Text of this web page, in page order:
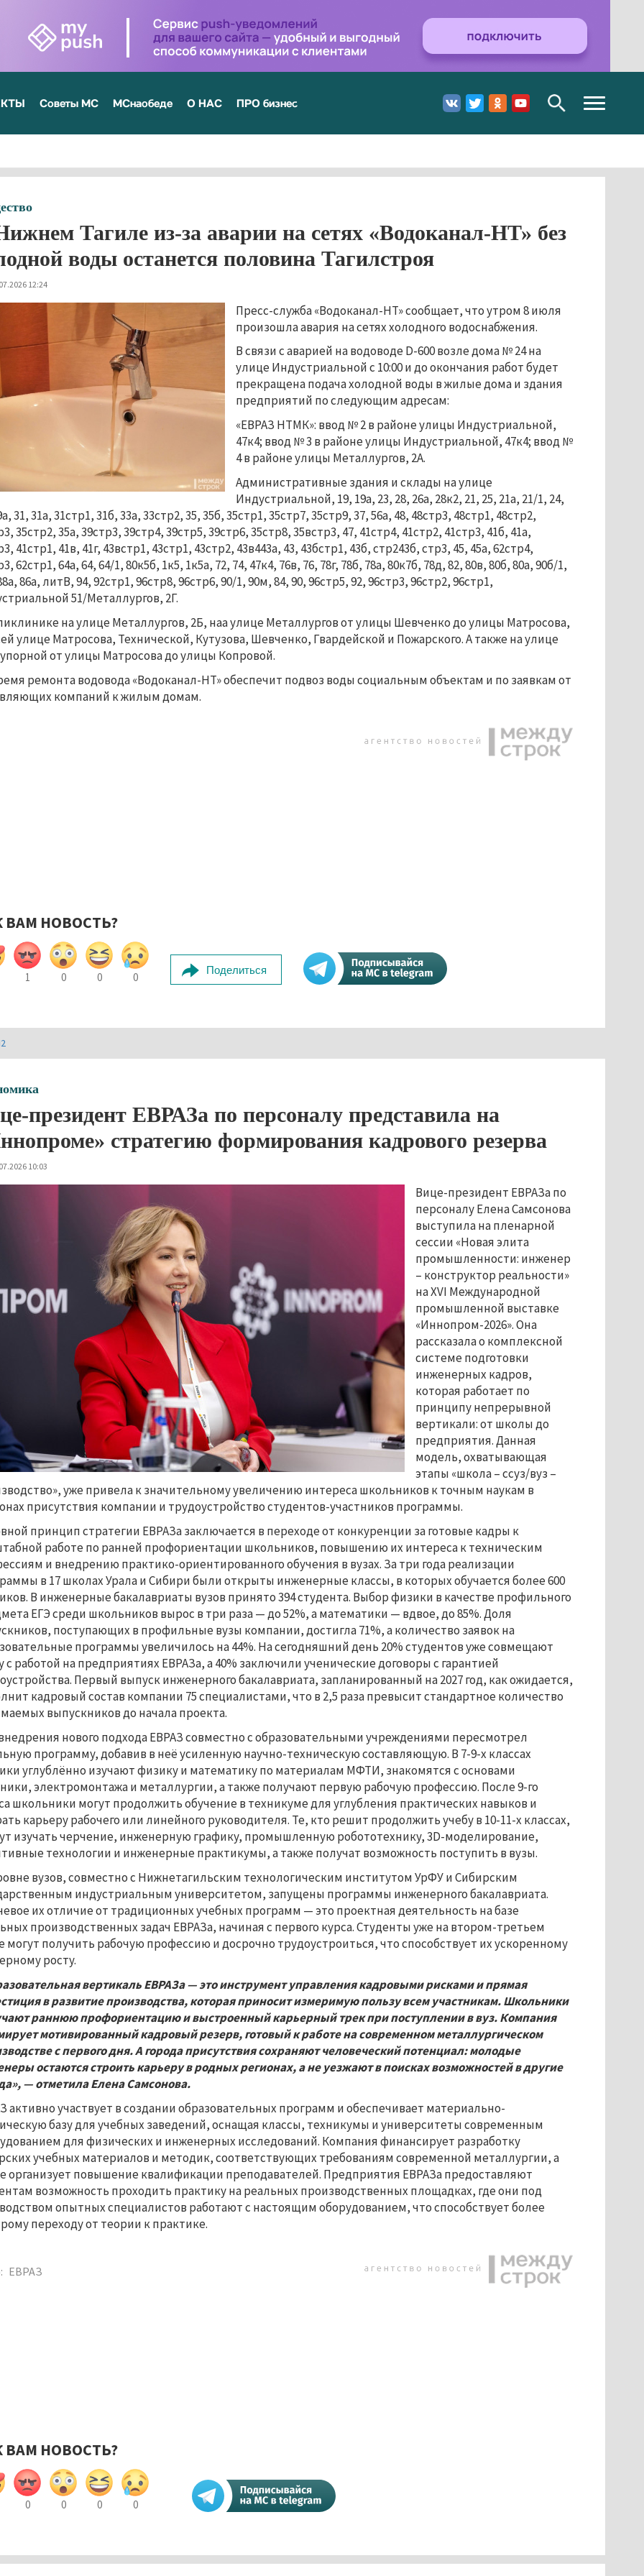
Советы МС МСнаобеде О НАС ПРО бизнес
Toggle
navigation
Тагиле из-за аварии на сетях «Водоканал-НТ» без
воды останется половина Тагилстроя
12:24
Пресс-служба «Водоканал-НТ» сообщает, что утром 8 июля
произошла авария на сетях холодного водоснабжения.
В связи с аварией на водоводе D-600 возле дома № 24 на
улице Индустриальной с 10:00 и до окончания работ будет
прекращена подача холодной воды в жилые дома и здания
предприятий по следующим адресам:
«ЕВРАЗ НТМК»: ввод № 2 в районе улицы Индустриальной,
47к4; ввод № 3 в районе улицы Индустриальной, 47к4; ввод №
4 в районе улицы Металлургов, 2А.
Административные здания и склады на улице
Индустриальной, 19, 19а, 23, 28, 26а, 28к2, 21, 25, 21а, 21/1, 24,
31, 31а, 31стр1, 31б, 33а, 33стр2, 35, 35б, 35стр1, 35стр7, 35стр9, 37, 56а, 48, 48стр3, 48стр1, 48стр2,
35стр2, 35а, 39стр3, 39стр4, 39стр5, 39стр6, 35стр8, 35встр3, 47, 41стр4, 41стр2, 41стр3, 41б, 41а,
41стр1, 41в, 41г, 43встр1, 43стр1, 43стр2, 43в443а, 43, 43бстр1, 43б, стр243б, стр3, 45, 45а, 62стр4,
62стр1, 64а, 64, 64/1, 80к5б, 1к5, 1к5а, 72, 74, 47к4, 76в, 76, 78г, 78б, 78а, 80к7б, 78д, 82, 80в, 80б, 80а, 90б/1,
86а, литВ, 94, 92стр1, 96стр8, 96стр6, 90/1, 90м, 84, 90, 96стр5, 92, 96стр3, 96стр2, 96стр1,
51/Металлургов, 2Г.
на улице Металлургов, 2Б, наа улице Металлургов от улицы Шевченко до улицы Матросова,
улице Матросова, Технической, Кутузова, Шевченко, Гвардейской и Пожарского. А также на улице
от улицы Матросова до улицы Копровой.
ремонта водовода «Водоканал-НТ» обеспечит подвоз воды социальным объектам и по заявкам от
компаний к жилым домам.
ВАМ НОВОСТЬ?
1 0 0 0
Поделиться
президент ЕВРАЗа по персоналу представила на
стратегию формирования кадрового резерва
10:03
Вице-президент ЕВРАЗа по
персоналу Елена Самсонова
выступила на пленарной
сессии «Новая элита
промышленности: инженер
– конструктор реальности»
на XVI Международной
промышленной выставке
«Иннопром-2026». Она
рассказала о комплексной
системе подготовки
инженерных кадров,
которая работает по
принципу непрерывной
вертикали: от школы до
предприятия. Данная
модель, охватывающая
этапы «школа – ссуз/вуз –
уже привела к значительному увеличению интереса школьников к точным наукам в
присутствия компании и трудоустройство студентов-участников программы.
принцип стратегии ЕВРАЗа заключается в переходе от конкуренции за готовые кадры к
работе по ранней профориентации школьников, повышению их интереса к техническим
и внедрению практико-ориентированного обучения в вузах. За три года реализации
в 17 школах Урала и Сибири были открыты инженерные классы, в которых обучается более 600
В инженерные бакалавриаты вузов принято 394 студента. Выбор физики в качестве профильного
ЕГЭ среди школьников вырос в три раза — до 52%, а математики — вдвое, до 85%. Доля
поступающих в профильные вузы компании, достигла 71%, а количество заявок на
программы увеличилось на 44%. На сегодняшний день 20% студентов уже совмещают
с работой на предприятиях ЕВРАЗа, а 40% заключили ученические договоры с гарантией
Первый выпуск инженерного бакалавриата, запланированный на 2027 год, как ожидается,
кадровый состав компании 75 специалистами, что в 2,5 раза превысит стандартное количество
выпускников до начала проекта.
нового подхода ЕВРАЗ совместно с образовательными учреждениями пересмотрел
программу, добавив в неё усиленную научно-техническую составляющую. В 7-9-х классах
углублённо изучают физику и математику по материалам МФТИ, знакомятся с основами
электромонтажа и металлургии, а также получают первую рабочую профессию. После 9-го
школьники могут продолжить обучение в техникуме для углубления практических навыков и
карьеру рабочего или линейного руководителя. Те, кто решит продолжить учебу в 10-11-х классах,
изучать черчение, инженерную графику, промышленную робототехнику, 3D-моделирование,
технологии и инженерные практикумы, а также получат возможность поступить в вузы.
вузов, совместно с Нижнетагильским технологическим институтом УрФУ и Сибирским
индустриальным университетом, запущены программы инженерного бакалавриата.
их отличие от традиционных учебных программ — это проектная деятельность на базе
производственных задач ЕВРАЗа, начиная с первого курса. Студенты уже на втором-третьем
могут получить рабочую профессию и досрочно трудоустроиться, что способствует их ускоренному
росту.
вертикаль ЕВРАЗа — это инструмент управления кадровыми рисками и прямая
в развитие производства, которая приносит измеримую пользу всем участникам. Школьники
раннюю профориентацию и выстроенный карьерный трек при поступлении в вуз. Компания
мотивированный кадровый резерв, готовый к работе на современном металлургическом
с первого дня. А города присутствия сохраняют человеческий потенциал: молодые
остаются строить карьеру в родных регионах, а не уезжают в поисках возможностей в другие
— отметила Елена Самсонова.
активно участвует в создании образовательных программ и обеспечивает материально-
базу для учебных заведений, оснащая классы, техникумы и университеты современным
для физических и инженерных исследований. Компания финансирует разработку
учебных материалов и методик, соответствующих требованиям современной металлургии, а
организует повышение квалификации преподавателей. Предприятия ЕВРАЗа предоставляют
возможность проходить практику на реальных производственных площадках, где они под
опытных специалистов работают с настоящим оборудованием, что способствует более
переходу от теории к практике.
ЕВРАЗ
ВАМ НОВОСТЬ?
0 0 0 0